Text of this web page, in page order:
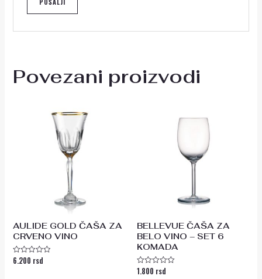
Povezani proizvodi
AULIDE GOLD ČAŠA ZA
CRVENO VINO
Ocenjeno
6.200 rsd
BELLEVUE ČAŠA ZA
BELO VINO – SET 6
KOMADA
Ocenjeno
1.800 rsd